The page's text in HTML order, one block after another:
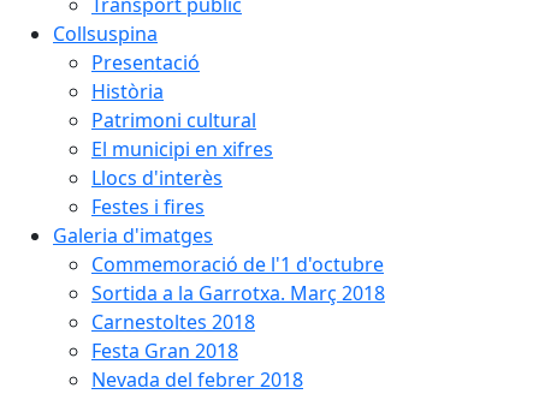
Collsuspina
Presentació
Història
Patrimoni cultural
El municipi en xifres
Llocs d'interès
Festes i fires
Galeria d'imatges
Commemoració de l'1 d'octubre
Sortida a la Garrotxa. Març 2018
Carnestoltes 2018
Festa Gran 2018
Nevada del febrer 2018